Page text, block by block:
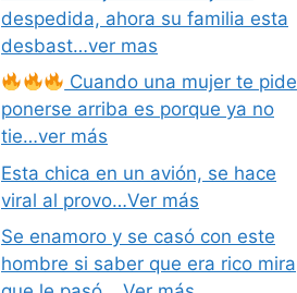
despedida, ahora su familia esta
desbast…ver mas
Cuando una mujer te pide
ponerse arriba es porque ya no
tie…ver más
Esta chica en un avión, se hace
viral al provo…Ver más
Se enamoro y se casó con este
hombre si saber que era rico mira